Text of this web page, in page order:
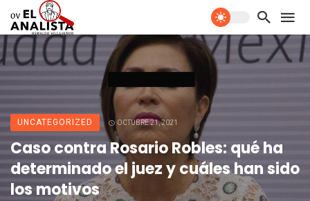
UNCATEGORIZED OCTUBRE 21, 2021
Caso contra Rosario Robles: qué ha
determinado el juez y cuáles han sido
los motivos